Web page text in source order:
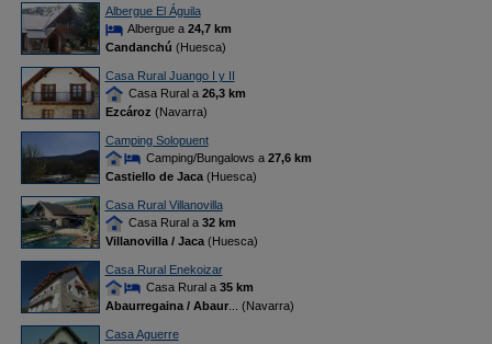
Albergue El Águila
Albergue a 24,7 km
Candanchú (Huesca)
Casa Rural Juango I y II
Casa Rural a 26,3 km
Ezcároz (Navarra)
Camping Solopuent
Camping/Bungalows a 27,6 km
Castiello de Jaca(Huesca)
Casa Rural Villanovilla
Casa Rural a 32 km
Villanovilla / Jaca(Huesca)
Casa Rural Enekoizar
Casa Rural a 35 km
Abaurregaina / Abaur... (Navarra)
Casa Aguerre